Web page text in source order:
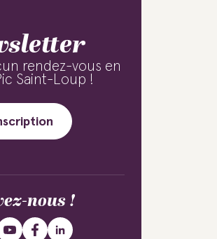
rendez-vous en
Saint-Loup !
nous !